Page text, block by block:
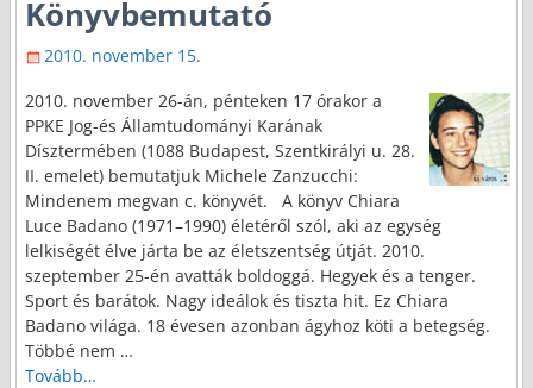
Könyvbemutató
2010. november 15.
2010. november 26-án, pénteken 17 órakor a
PPKE Jog-és Államtudományi Karának
Dísztermében (1088 Budapest, Szentkirályi u. 28.
II. emelet) bemutatjuk Michele Zanzucchi:
Mindenem megvan c. könyvét. A könyv Chiara
Luce Badano (1971–1990) életéről szól, aki az egység
lelkiségét élve járta be az életszentség útját. 2010.
szeptember 25-én avatták boldoggá. Hegyek és a tenger.
Sport és barátok. Nagy ideálok és tiszta hit. Ez Chiara
Badano világa. 18 évesen azonban ágyhoz köti a betegség.
Többé nem …
Tovább…